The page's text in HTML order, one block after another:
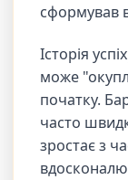
сформував
Історія
може
початку.
часто
зростає з